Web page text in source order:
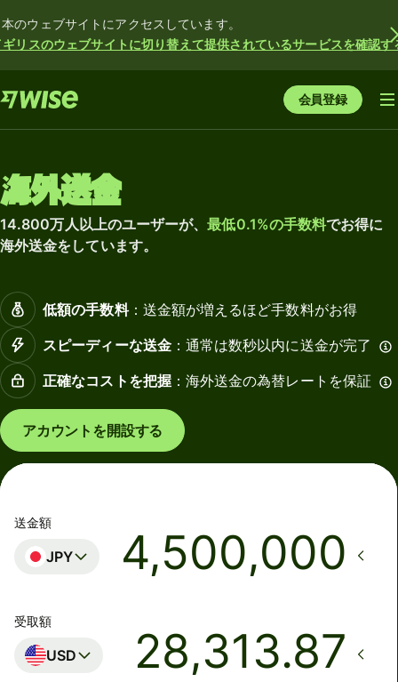
のウェブサイトにアクセスしています。
ギリスのウェブサイトに切り替えて提供されているサービスを確認す
会員登録
海外送金
14.800万人以上のユーザーが、最低0.1%の手数料でお得に
海外送金をしています。
低額の手数料：送金額が増えるほど手数料がお得
スピーディーな送金：通常は数秒以内に送金が完了
正確なコストを把握：海外送金の為替レートを保証
アカウントを開設する
送金額
JPY
受取額
USD